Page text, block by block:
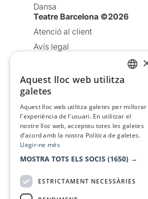
Dansa
Teatre Barcelona ©2026
Atenció al client
Avís legal
Política de cookies
Condicions d’ús
Comunicacions comercials i
Anuncia’t
Vull rebre la newsletter de
Aquest lloc web utilitza
galetes
Aquest lloc web utilitza galetes per millorar
l'experiència de l'usuari. En utilitzar el
nostre lloc web, accepteu totes les galetes
d’acord amb la nostra Política de galetes.
Llegir-ne més
MOSTRA TOTS ELS SOCIS (1650) →
ESTRICTAMENT NECESSÀRIES